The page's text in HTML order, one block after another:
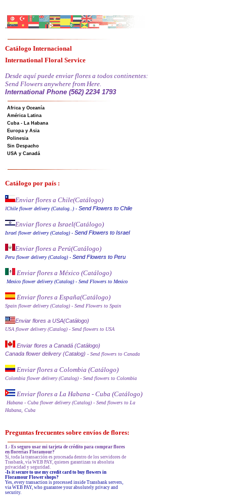
.
Catálogo Internacional
International Floral Service
Desde aquí puede enviar flores a todos continentes:
Send Flowers anywhere from Here.
International Phone (562) 2234 1793
Africa y Oceanía
América Latina
Cuba - La Habana
Europa y Asia
Polinesia
Sin Despacho
USA y Canadá
Catálogo por país :
Enviar flores a Chile(Catálogo)
IChile flower delivery (Catalog..) - Send Flowers to Chile
Enviar flores a Israel(Catálogo)
Israel flower delivery (Catalog) - Send Flowers to Israel
Enviar flores a Perú(Catálogo)
Peru flower delivery (Catalog) - Send Flowers to Peru
Enviar flores a México (Catálogo)
Mexico flower delivery (Catalog) - Send Flowers to Mexico
Enviar flores a España(Catálogo)
Spain flower delivery (Catalog) - Send Flowers to Spain
Enviar flores a USA(Catálogo)
USA flower delivery (Catalog) - Send flowers to USA
Enviar flores a Canadá (Catálogo)
Canada flower delivery (Catalog) - Send flowers to Canada
Enviar flores a Colombia (Catálogo)
Colombia flower delivery (Catalog) - Send flowers to Colombia
Enviar flores a La Habana - Cuba (Catálogo)
Habana - Cuba flower delivery (Catalog) - Send flowers to La
Habana, Cuba
Preguntas frecuentes sobre envíos de flores:
1.- Es seguro usar mi tarjeta de crédito para comprar flores
en florerías Floramour?
Sí, toda la transacción es procesada dentro de los servidores de
Trasbank, vía WEB PAY, quienes garantizan su absoluta
privacidad y seguridad.
-Is it secure to use my credit card to buy flowers in
Floramour Flower shops?
Yes, every transaction is processed inside Transbank servers,
via WEB PAY, who guarantee your absolutely privacy and
security.